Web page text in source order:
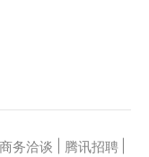
商务洽谈 腾讯招聘